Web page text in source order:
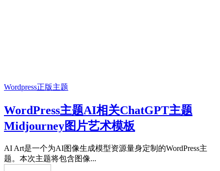
Wordpress正版主题
WordPress主题AI相关ChatGPT主题
Midjourney图片艺术模板
AI Art是一个为AI图像生成模型资源量身定制的WordPress主
题。本次主题将包含图像...